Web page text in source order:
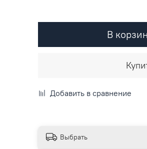
В
Добавить в сравнение
Выбрать